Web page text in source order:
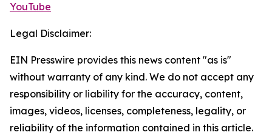
YouTube
Legal Disclaimer:
EIN Presswire provides this news content "as is"
without warranty of any kind. We do not accept any
responsibility or liability for the accuracy, content,
images, videos, licenses, completeness, legality, or
reliability of the information contained in this article.